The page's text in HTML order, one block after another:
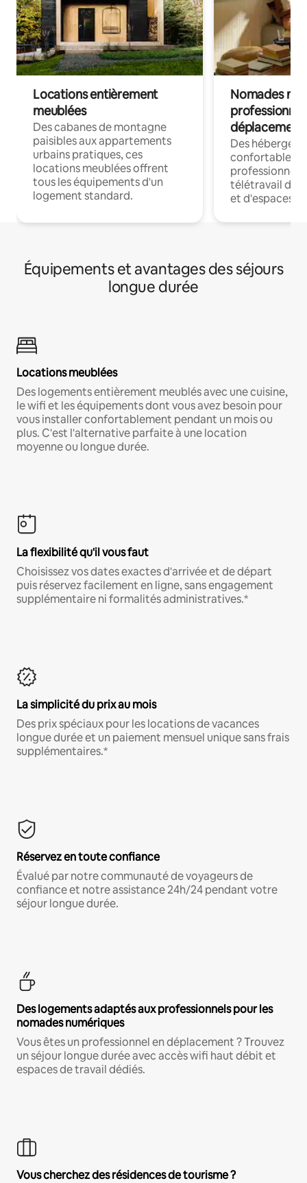
Locations entièrement
meublées
Des cabanes de montagne
paisibles aux appartements
urbains pratiques, ces
locations meublées offrent
tous les équipements d'un
logement standard.
Nomades
déplacement
Des
confortables
professionnels
télétravail
et d'espaces
Équipements et avantages des séjours
longue durée
Locations meublées
Des logements entièrement meublés avec une cuisine,
le wifi et les équipements dont vous avez besoin pour
vous installer confortablement pendant un mois ou
plus. C'est l'alternative parfaite à une location
moyenne ou longue durée.
La flexibilité qu'il vous faut
Choisissez vos dates exactes d'arrivée et de départ
puis réservez facilement en ligne, sans engagement
supplémentaire ni formalités administratives.*
La simplicité du prix au mois
Des prix spéciaux pour les locations de vacances
longue durée et un paiement mensuel unique sans frais
supplémentaires.*
Réservez en toute confiance
Évalué par notre communauté de voyageurs de
confiance et notre assistance 24h/24 pendant votre
séjour longue durée.
Des logements adaptés aux professionnels pour les
nomades numériques
Vous êtes un professionnel en déplacement ? Trouvez
un séjour longue durée avec accès wifi haut débit et
espaces de travail dédiés.
Vous cherchez des résidences de tourisme ?